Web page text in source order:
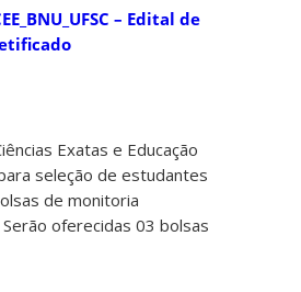
– Edital de
Exatas e Educação
seleção de estudantes
de monitoria
oferecidas 03 bolsas